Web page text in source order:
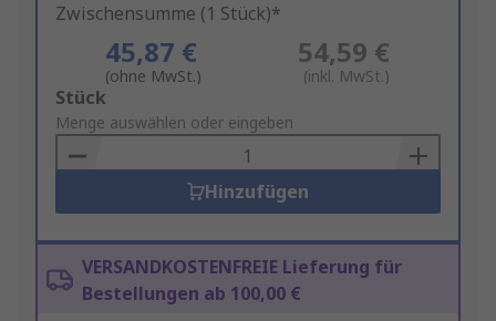
Zwischensumme (1 Stück)*
45,87 €
(ohne MwSt.)
54,59 €
(inkl. MwSt.)
Add
to
Basket
Stück
Menge auswählen oder eingeben
Hinzufügen
VERSANDKOSTENFREIE Lieferung für
Bestellungen ab 100,00 €